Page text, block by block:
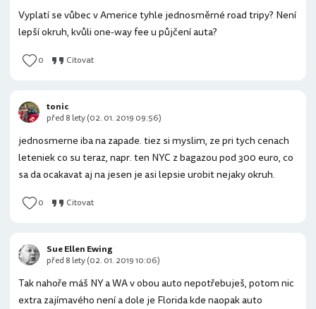
Vyplatí se vůbec v Americe tyhle jednosměrné road tripy? Není
lepší okruh, kvůli one-way fee u půjčení auta?
0 Citovat
jednosmerne iba na zapade. tiez si myslim, ze pri tych cenach
leteniek co su teraz, napr. ten NYC z bagazou pod 300 euro, co
sa da ocakavat aj na jesen je asi lepsie urobit nejaky okruh.
0 Citovat
tonic
před 8 lety (02. 01. 2019 09:56)
Tak nahoře máš NY a WA v obou auto nepotřebuješ, potom nic
extra zajímavého není a dole je Florida kde naopak auto
Sue Ellen Ewing
před 8 lety (02. 01. 2019 10:06)